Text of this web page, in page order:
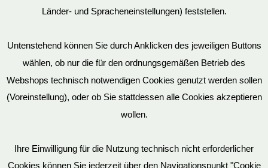
Mein Konto
Vertrag widerrufen
Länder- und Spracheneinstellungen) feststellen.
Untenstehend können Sie durch Anklicken des jeweiligen Buttons
wählen, ob nur die für den ordnungsgemäßen Betrieb des
Webshops technisch notwendigen Cookies genutzt werden sollen
(Voreinstellung), oder ob Sie stattdessen alle Cookies akzeptieren
wollen.
Ihre Einwilligung für die Nutzung technisch nicht erforderlicher
Cookies können Sie jederzeit über den Navigationspunkt "Cookie